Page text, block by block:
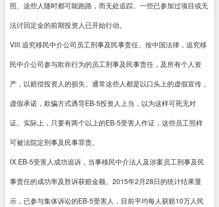
照。这些人随时都可能跑路，而无处追踪。一些已参加过项目或无
法讨回定金的前期投资人已开始行动。
VIII.追究移民中介公司员工刑事及民事责任。按中国法律，追究移
民中介公司参与欺诈行为的员工刑事及民事责任，及所有个人资
产，以赔偿投资人的损失。通常这些人都是以口头上的虚假宣传，
虚假承诺，欺骗方式诱导EB-5投资人上当，以为这样可死无对
证。实际上，只要有两个以上的EB-5受害人作证，这些员工照样
可被法院定刑事及民事罪责。
IX.EB-5受害人成功追诉，当事移民中介法人及涉案员工刑事及民
事责任的成功率及胜诉获赔金额。2015年2月28日的统计结果显
示，已参与集体诉讼的EB-5受害人，目前平均每人获赔10万人民